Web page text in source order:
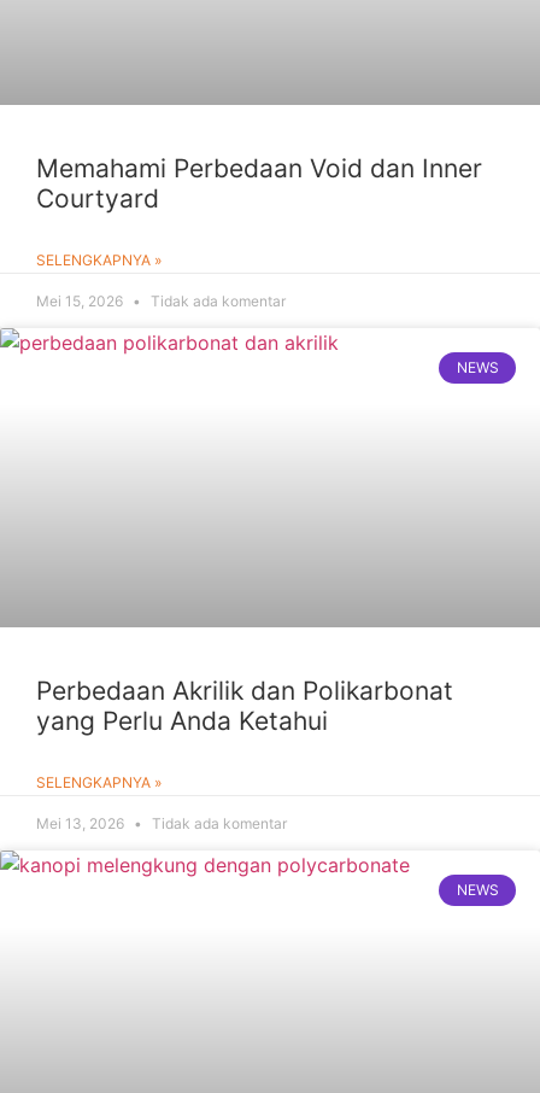
Memahami Perbedaan Void dan Inner
Courtyard
SELENGKAPNYA »
Mei 15, 2026 Tidak ada komentar
NEWS
Perbedaan Akrilik dan Polikarbonat
yang Perlu Anda Ketahui
SELENGKAPNYA »
Mei 13, 2026 Tidak ada komentar
NEWS